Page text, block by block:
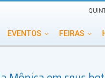
EVENTOS FEIRAS